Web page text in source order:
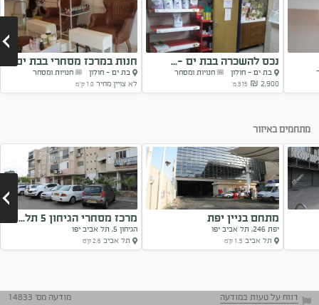
נכס להשכרה בבת ים -...
בת ים - חולון
חנויות ומסחר
2,900 ₪
315 מ'
חנות במרכז מסחרי בבת ים...
בת ים - חולון
חנויות ומסחר
לא צויין מחיר 1.0 ק"מ
מתחמים באיזור
מתחם בניין יפת
יפת 246, תל אביב יפו
תל אביב 1.5 ק"מ
מרכז מסחרי הגיחון 5 תל...
הגיחון 5, תל אביב יפו
תל אביב 2.6 ק"מ
דווח על טעות במודעה מודעה מס' 14833